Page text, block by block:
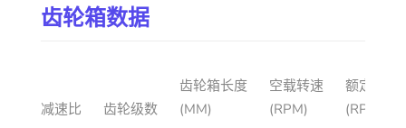
齿轮箱数据
减速比 齿轮级数
齿轮箱长度
(MM)
空载转速
(RPM)
额定转速
(RPM)